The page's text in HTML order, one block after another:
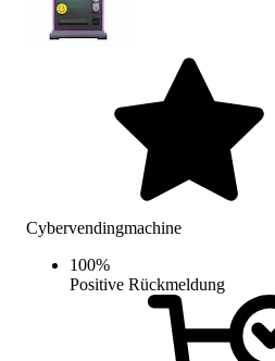
Cybervendingmachine
100%
Positive Rückmeldung